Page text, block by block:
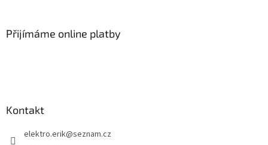
Přijímáme online platby
Kontakt
elektro.erik@seznam.cz